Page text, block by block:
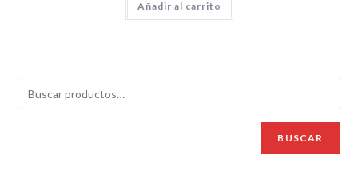
Añadir al carrito
BUSCAR